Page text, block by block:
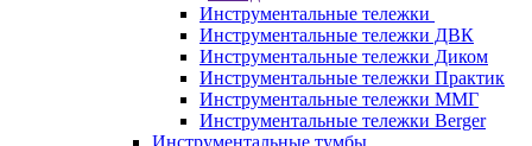
Инструментальные тележки
Инструментальные тележки ДВК
Инструментальные тележки Диком
Инструментальные тележки Практик
Инструментальные тележки ММГ
Инструментальные тележки Berger
Инструментальные тумбы